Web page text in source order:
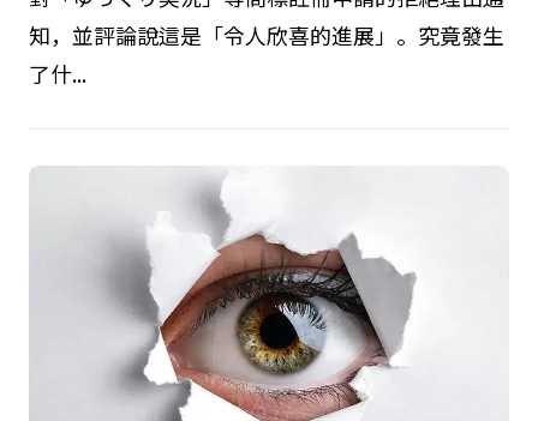
知，並評論說這是「令人欣喜的進展」。究竟發生
了什...